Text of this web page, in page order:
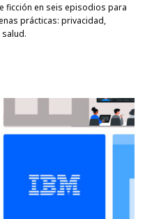
ficción en seis episodios para
prácticas: privacidad,